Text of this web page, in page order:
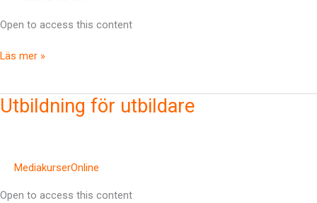
Open to access this content
Läs mer »
Utbildning för utbildare
MediakurserOnline
Open to access this content
Utbildning